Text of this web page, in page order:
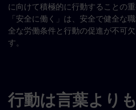
に向けて積極的に行動することの重
「安全に働く」は、安全で健全な
全な労働条件と行動の促進が不可
す。
行動は言葉より